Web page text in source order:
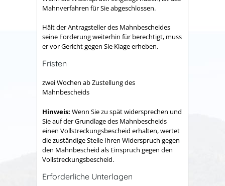
Mahnverfahren für Sie abgeschlossen.
Hält der Antragsteller des Mahnbescheides
seine Forderung weiterhin für berechtigt, muss
er vor Gericht gegen Sie Klage erheben.
Fristen
zwei Wochen ab Zustellung des
Mahnbescheids
Hinweis: Wenn Sie zu spät widersprechen und
Sie auf der Grundlage des Mahnbescheids
einen Vollstreckungsbescheid erhalten, wertet
die zuständige Stelle Ihren Widerspruch gegen
den Mahnbescheid als Einspruch gegen den
Vollstreckungsbescheid.
Erforderliche Unterlagen